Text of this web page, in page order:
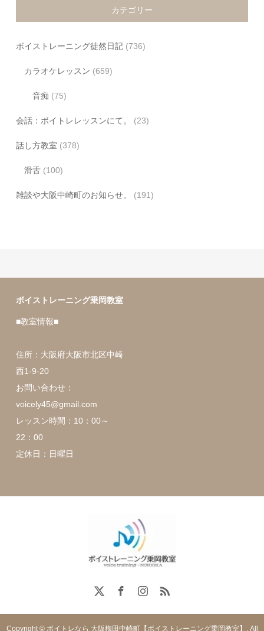
カテゴリー
ボイストレーニング徒然日記 (736)
カラオケレッスン (659)
音痴 (75)
会話：ボイトレレッスンにて。 (23)
話し方教室 (378)
滑舌 (100)
雑談や大阪中崎町のお知らせ。 (191)
ボイストレーニング乗岡教室
■教室情報■
住所：大阪府大阪市北区中崎
西1-9-20
お問い合わせ：
voicely45@gmail.com
レッスン時間：10：00～
22：00
定休日：日曜日
Copyright © ボイトレなら 大阪梅田中崎町【ボイストレーニング乗岡教室】. All